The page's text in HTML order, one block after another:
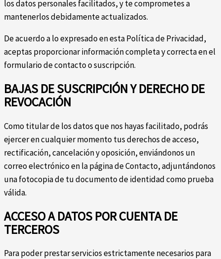
los datos personales facilitados, y te comprometes a
mantenerlos debidamente actualizados.
De acuerdo a lo expresado en esta Política de Privacidad,
aceptas proporcionar información completa y correcta en el
formulario de contacto o suscripción.
BAJAS DE SUSCRIPCIÓN Y DERECHO DE
REVOCACIÓN
Como titular de los datos que nos hayas facilitado, podrás
ejercer en cualquier momento tus derechos de acceso,
rectificación, cancelación y oposición, enviándonos un
correo electrónico en la página de Contacto, adjuntándonos
una fotocopia de tu documento de identidad como prueba
válida.
ACCESO A DATOS POR CUENTA DE
TERCEROS
Para poder prestar servicios estrictamente necesarios para